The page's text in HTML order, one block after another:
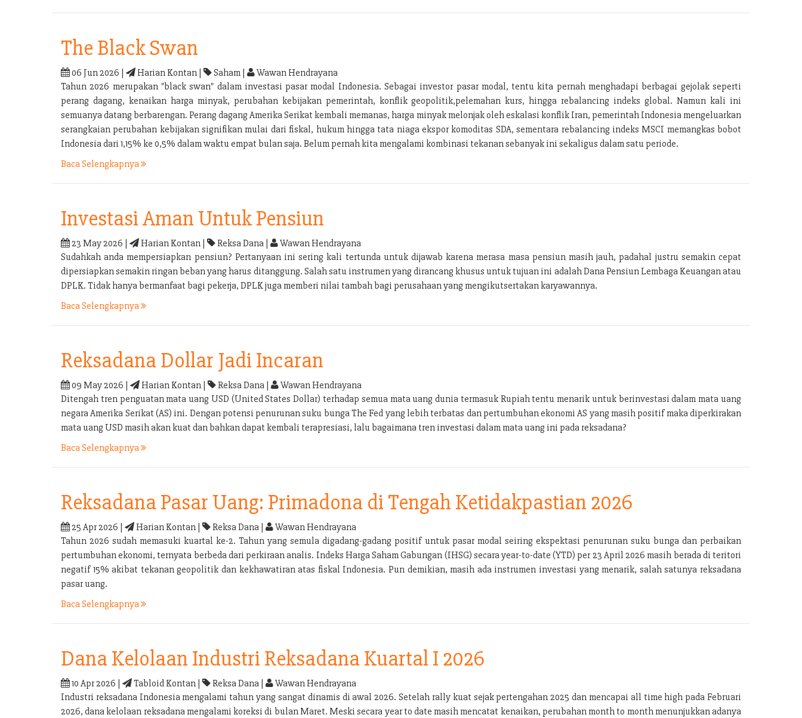
The Black Swan
06 Jun 2026 | Harian Kontan | Saham |
Wawan Hendrayana
Tahun 2026 merupakan "black swan" dalam investasi pasar modal Indonesia. Sebagai investor pasar modal, tentu kita pernah menghadapi berbagai gejolak seperti
perang dagang, kenaikan harga minyak, perubahan kebijakan pemerintah, konflik geopolitik,pelemahan kurs, hingga rebalancing indeks global. Namun kali ini
semuanya datang berbarengan. Perang dagang Amerika Serikat kembali memanas, harga minyak melonjak oleh eskalasi konflik Iran, pemerintah Indonesia mengeluarkan
serangkaian perubahan kebijakan signifikan mulai dari fiskal, hukum hingga tata niaga ekspor komoditas SDA, sementara rebalancing indeks MSCI memangkas bobot
Indonesia dari 1,15% ke 0,5% dalam waktu empat bulan saja. Belum pernah kita mengalami kombinasi tekanan sebanyak ini sekaligus dalam satu periode.
Baca Selengkapnya
Investasi Aman Untuk Pensiun
23 May 2026 | Harian Kontan | Reksa Dana |
Wawan Hendrayana
Sudahkah anda mempersiapkan pensiun? Pertanyaan ini sering kali tertunda untuk dijawab karena merasa masa pensiun masih jauh, padahal justru semakin cepat
dipersiapkan semakin ringan beban yang harus ditanggung. Salah satu instrumen yang dirancang khusus untuk tujuan ini adalah Dana Pensiun Lembaga Keuangan atau
DPLK. Tidak hanya bermanfaat bagi pekerja, DPLK juga memberi nilai tambah bagi perusahaan yang mengikutsertakan karyawannya.
Baca Selengkapnya
Reksadana Dollar Jadi Incaran
09 May 2026 | Harian Kontan | Reksa Dana |
Wawan Hendrayana
Ditengah tren penguatan mata uang USD (United States Dollar) terhadap semua mata uang dunia termasuk Rupiah tentu menarik untuk berinvestasi dalam mata uang
negara Amerika Serikat (AS) ini. Dengan potensi penurunan suku bunga The Fed yang lebih terbatas dan pertumbuhan ekonomi AS yang masih positif maka diperkirakan
mata uang USD masih akan kuat dan bahkan dapat kembali terapresiasi, lalu bagaimana tren investasi dalam mata uang ini pada reksadana?
Baca Selengkapnya
Reksadana Pasar Uang: Primadona di Tengah Ketidakpastian 2026
25 Apr 2026 | Harian Kontan | Reksa Dana |
Wawan Hendrayana
Tahun 2026 sudah memasuki kuartal ke-2. Tahun yang semula digadang-gadang positif untuk pasar modal seiring ekspektasi penurunan suku bunga dan perbaikan
pertumbuhan ekonomi, ternyata berbeda dari perkiraan analis. Indeks Harga Saham Gabungan (IHSG) secara year-to-date (YTD) per 23 April 2026 masih berada di teritori
negatif 15% akibat tekanan geopolitik dan kekhawatiran atas fiskal Indonesia. Pun demikian, masih ada instrumen investasi yang menarik, salah satunya reksadana
pasar uang.
Baca Selengkapnya
Dana Kelolaan Industri Reksadana Kuartal I 2026
10 Apr 2026 | Tabloid Kontan | Reksa Dana |
Wawan Hendrayana
Industri reksadana Indonesia mengalami tahun yang sangat dinamis di awal 2026. Setelah rally kuat sejak pertengahan 2025 dan mencapai all time high pada Februari
2026, dana kelolaan reksadana mengalami koreksi di bulan Maret. Meski secara year to date masih mencatat kenaikan, perubahan month to month menunjukkan adanya